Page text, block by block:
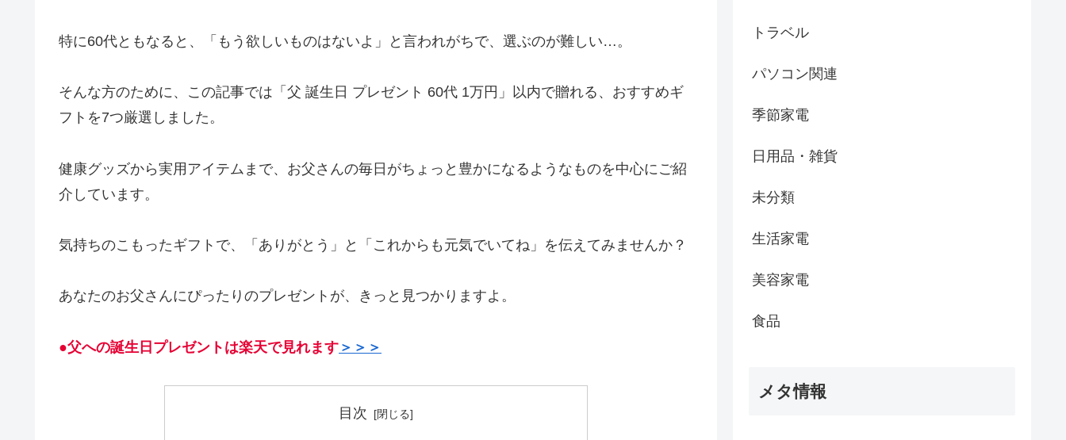
特に60代ともなると、「もう欲しいものはないよ」と言われがちで、選ぶのが難しい…。
そんな方のために、この記事では「父 誕生日 プレゼント 60代 1万円」以内で贈れる、おすすめギ
フトを7つ厳選しました。
健康グッズから実用アイテムまで、お父さんの毎日がちょっと豊かになるようなものを中心にご紹
介しています。
気持ちのこもったギフトで、「ありがとう」と「これからも元気でいてね」を伝えてみませんか？
あなたのお父さんにぴったりのプレゼントが、きっと見つかりますよ。
●父への誕生日プレゼントは楽天で見れます ＞＞＞
目次
トラベル
パソコン関連
季節家電
日用品・雑貨
未分類
生活家電
美容家電
食品
メタ情報